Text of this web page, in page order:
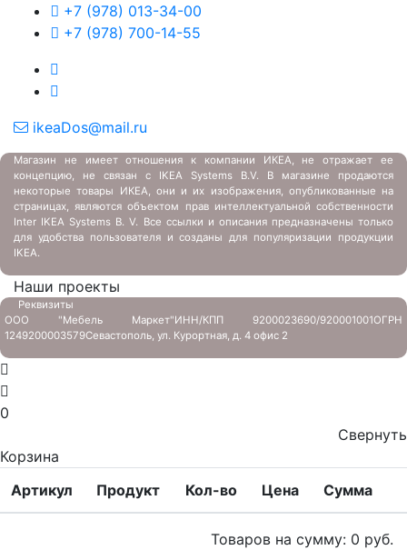
+7 (978) 013-34-00
+7 (978) 700-14-55
ikeaDos@mail.ru
Магазин не имеет отношения к компании ИКЕА, не отражает ее
концепцию, не связан с IKEA Systems B.V. В магазине продаются
некоторые товары ИКЕА, они и их изображения, опубликованные на
страницах, являются объектом прав интеллектуальной собственности
Inter IKEA Systems B. V. Все ссылки и описания предназначены только
для удобства пользователя и созданы для популяризации продукции
IKEA.
Наши проекты
Реквизиты
ООО "Мебель Маркет"ИНН/КПП 9200023690/920001001ОГРН
1249200003579Севастополь, ул. Курортная, д. 4 офис 2
0
Свернуть
Корзина
Артикул
Продукт Кол-во Цена Сумма
Товаров на сумму: 0 руб.